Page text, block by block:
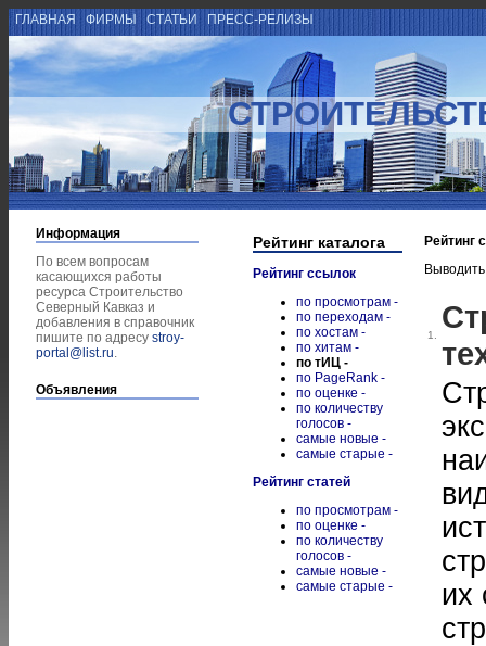
ГЛАВНАЯ ФИРМЫ СТАТЬИ ПРЕСС-РЕЛИЗЫ
Информация
По всем вопросам
касающихся работы
ресурса Строительство
Северный Кавказ и
добавления в справочник
пишите по адресу stroy-
portal@list.ru.
Объявления
Рейтинг каталога
Рейтинг ссылок
по просмотрам -
по переходам -
по хостам -
по хитам -
по тИЦ -
по PageRank -
по оценке -
по количеству
голосов -
самые новые -
самые старые -
Рейтинг статей
по просмотрам -
по оценке -
по количеству
голосов -
самые новые -
самые старые -
Рейтинг
1.
их